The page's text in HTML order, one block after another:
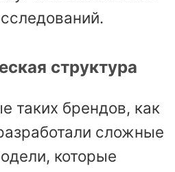
структура
таких брендов, как
сложные
которые